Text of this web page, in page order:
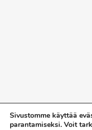
Sivustomme käyttää
parantamiseksi. Voit